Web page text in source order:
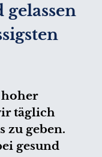
täglich
zu geben.
gesund